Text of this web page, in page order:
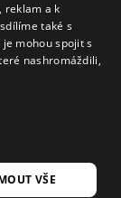
SPANISH
reklam a k
také s
mohou spojit s
nashromáždili,
VŠE